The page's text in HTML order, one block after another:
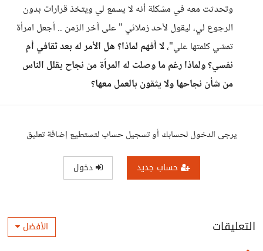
وتحدثت معه في مشكلة أنه لا يسمع لي ويتخذ قرارات بدون
الرجوع لي، ليقول لأحد زملائي " على آخر الزمن .. أجعل امرأة
تمشي كلمتها علي"،لا أفهم لماذا؟ هل الأمر له بعد ثقافي أم
نفسي؟ ولماذا رغم ما وصلت له المرأة من نجاح يقلل الناس
من شأن نجاحها ولا يثقون بالعمل معها؟
يرجى الدخول لحسابك أو تسجيل حساب لتستطيع إضافة تعليق
حساب جديد دخول
التعليقات الأفضل